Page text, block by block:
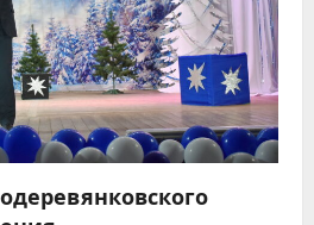
2026
2026
правил